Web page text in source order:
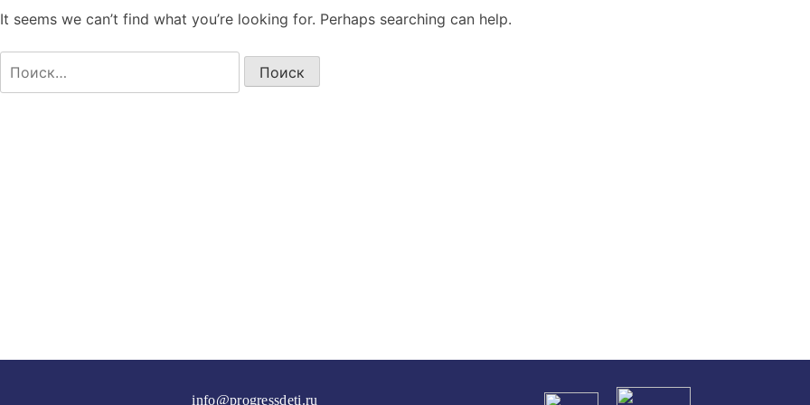
It seems we can’t find what you’re looking for. Perhaps searching can help.
info@progressdeti.ru